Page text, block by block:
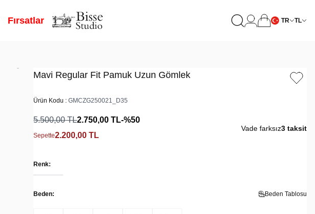
Fırsatlar TR TL
Mavi Regular Fit Pamuk Uzun Gömlek
Ürün Kodu :GMCZG250021_D35
5.500,00TL2.750,00 TL-%50
Sepette2.200,00 TL
Vade farksız3 taksit
Renk:
Beden: Beden Tablosu